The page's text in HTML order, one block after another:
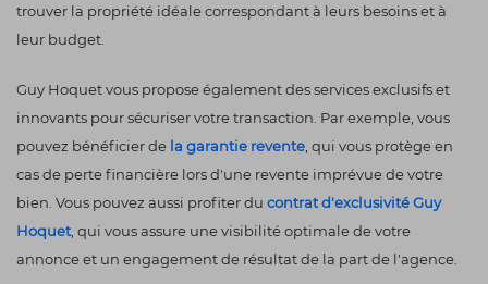
trouver la propriété idéale correspondant à leurs besoins et à
leur budget.
Guy Hoquet vous propose également des services exclusifs et
innovants pour sécuriser votre transaction. Par exemple, vous
pouvez bénéficier de la garantie revente , qui vous protège en
cas de perte financière lors d'une revente imprévue de votre
bien. Vous pouvez aussi profiter du contrat d'exclusivité Guy
Hoquet , qui vous assure une visibilité optimale de votre
annonce et un engagement de résultat de la part de l'agence.